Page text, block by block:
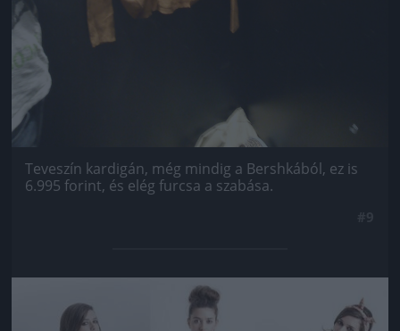
Teveszín kardigán, még mindig a Bershkából, ez is
6.995 forint, és elég furcsa a szabása.
Jön még kép!